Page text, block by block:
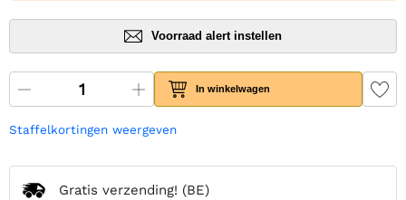
Voorraad alert instellen
In winkelwagen
Staffelkortingen weergeven
Gratis verzending! (BE)